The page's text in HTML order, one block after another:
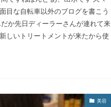
目な自転車以外のブログを書こう
か先日ディーラーさんが連れて来
しいトリートメントが来たから使
美容